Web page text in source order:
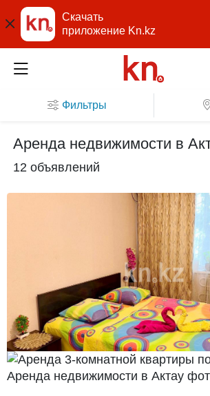
Скачать
приложение Kn.kz
Фильтры
Аренда недвижимости в
12 объявлений